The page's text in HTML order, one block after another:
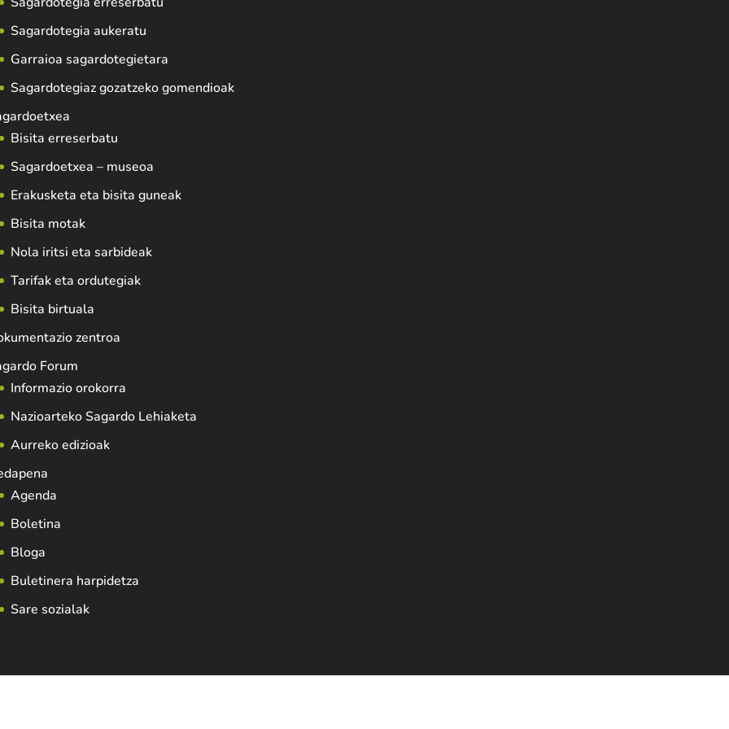
Sagardotegia aukeratu
Garraioa sagardotegietara
Sagardotegiaz gozatzeko gomendioak
Bisita erreserbatu
Sagardoetxea – museoa
Erakusketa eta bisita guneak
Bisita motak
Nola iritsi eta sarbideak
Tarifak eta ordutegiak
Bisita birtuala
zentroa
Forum
Informazio orokorra
Nazioarteko Sagardo Lehiaketa
Aurreko edizioak
Agenda
Boletina
Bloga
Buletinera harpidetza
Sare sozialak